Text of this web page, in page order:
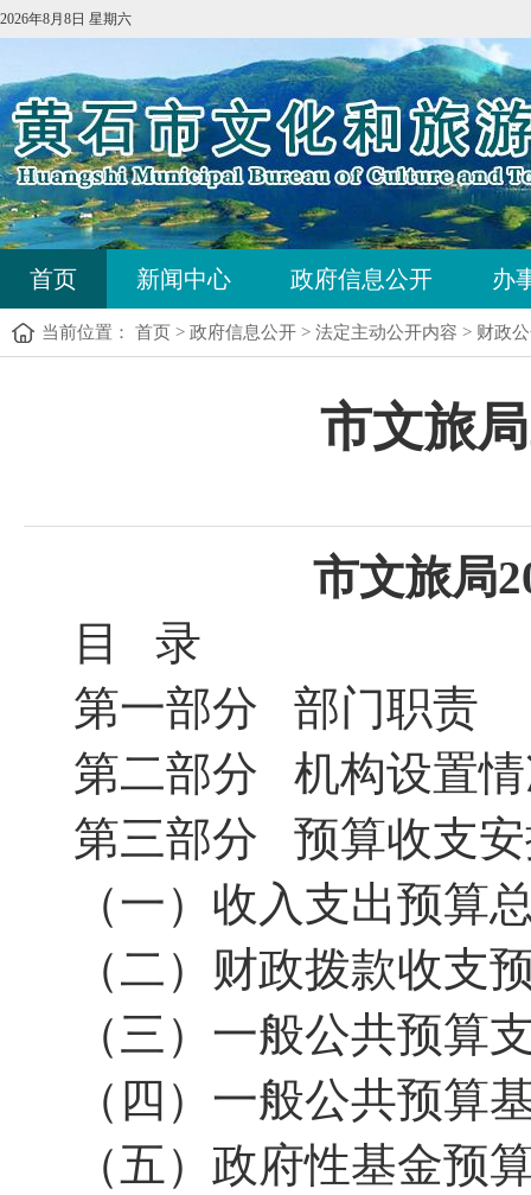
2026年8月8日 星期六
首页 新闻中心 政府信息公开 办
当前位置： 首页 > 政府信息公开 > 法定主动公开内容 > 财政
市文旅
市文旅局
目 录
第一部分 部门职责
第二部分 机构设置
第三部分 预算收支
（一）收入支出预算
（二）财政拨款收支
（三）一般公共预算
（四）一般公共预算
（五）政府性基金预